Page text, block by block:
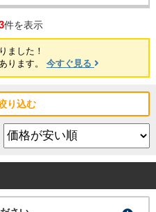
件を表示
ました！
ります。 今すぐ見る
り込む